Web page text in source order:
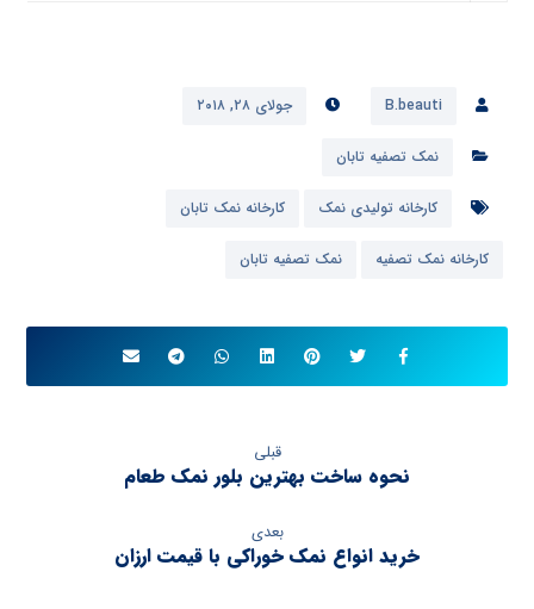
B.beauti جولای ۲۸, ۲۰۱۸
نمک تصفیه تابان
کارخانه تولیدی نمک کارخانه نمک تابان
کارخانه نمک تصفیه نمک تصفیه تابان
قبلی
نحوه ساخت بهترین بلور نمک طعام
بعدی
خرید انواع نمک خوراکی با قیمت ارزان